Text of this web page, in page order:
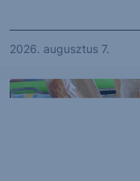
2026. augusztus 7.